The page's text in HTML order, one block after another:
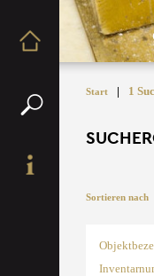
Start | 1
Sortieren nach